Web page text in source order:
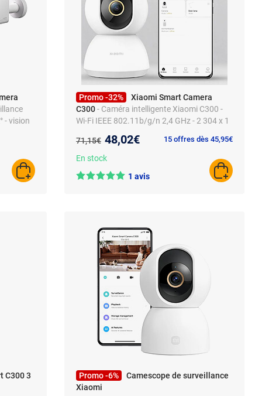
- vision
AJOUTER AU PANIER
Promo -32%
Xiaomi Smart Camera
C300- Caméra intelligente Xiaomi C300 -
Wi-Fi IEEE 802.11b/g/n 2,4 GHz - 2 304 x 1
Ancien prix :
71,15€ Nouveau prix :
48,02€ 15 offres dès 45,95€
En stock
1 avis
AJOUTER
C300 3
Promo -6%
Camescope de surveillance
Xiaomi